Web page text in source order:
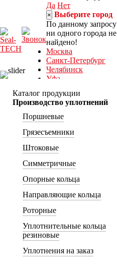
Да Нет
× Выберите город
По данному запросу
ни одного города не
найдено!
Москва
Санкт-Петербург
Челябинск
Уфа
Нижний Тагил
Ростов-на-Дону
8 (800) 222-30-04
Пн-Пт: 9:00 – 18:00
г. Ростов-на-Дону,
ул. Каширская, 9/53а
Каталог продукции
Производство уплотнений
Поршневые
Грязесъемники
Штоковые
Симметричные
Опорные кольца
Направляющие кольца
Роторные
Уплотнительные кольца
резиновые
Уплотнения на заказ